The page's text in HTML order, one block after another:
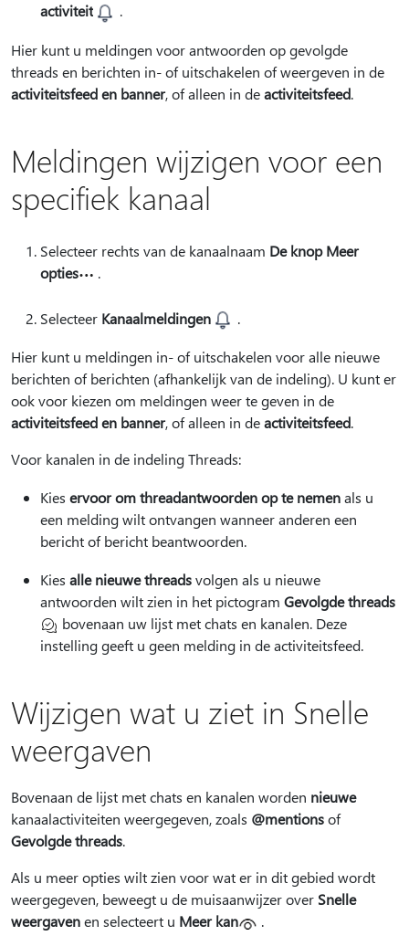
activiteit
.
Hier kunt u meldingen voor antwoorden op gevolgde
threads en berichten in- of uitschakelen of weergeven in de
activiteitsfeed en banner, of alleen in deactiviteitsfeed.
Meldingen wijzigen voor een
specifiek kanaal
Selecteer rechts van de kanaalnaam De knop Meer
opties
.
Selecteer Kanaalmeldingen .
Hier kunt u meldingen in- of uitschakelen voor alle nieuwe
berichten of berichten (afhankelijk van de indeling). U kunt er
ook voor kiezen om meldingen weer te geven in de
activiteitsfeed en banner, of alleen in deactiviteitsfeed.
Voor kanalen in de indeling Threads:
Kies ervoor om threadantwoorden op te nemenals u
een melding wilt ontvangen wanneer anderen een
bericht of bericht beantwoorden.
Kies alle nieuwe threadsvolgen als u nieuwe
antwoorden wilt zien in het pictogram Gevolgde threads
bovenaan uw lijst met chats en kanalen. Deze
instelling geeft u geen melding in de activiteitsfeed.
Wijzigen wat u ziet in Snelle
weergaven
Bovenaan de lijst met chats en kanalen worden nieuwe
kanaalactiviteiten weergegeven, zoals @mentionsof
Gevolgde threads.
Als u meer opties wilt zien voor wat er in dit gebied wordt
weergegeven, beweegt u de muisaanwijzer over Snelle
weergavenen selecteert u Meer kan .